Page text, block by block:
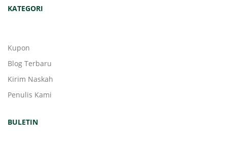
KATEGORI
Kupon
Blog Terbaru
Kirim Naskah
Penulis Kami
BULETIN